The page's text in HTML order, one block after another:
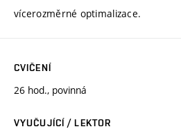
vícerozměrné optimalizace.
CVIČENÍ
26 hod., povinná
VYUČUJÍCÍ / LEKTOR